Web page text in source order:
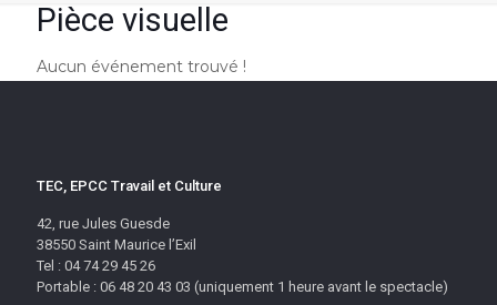
Pièce visuelle
Aucun événement trouvé !
TEC, EPCC Travail et Culture
42, rue Jules Guesde
38550 Saint Maurice l’Exil
Tel : 04 74 29 45 26
Portable : 06 48 20 43 03 (uniquement 1 heure avant le spectacle)